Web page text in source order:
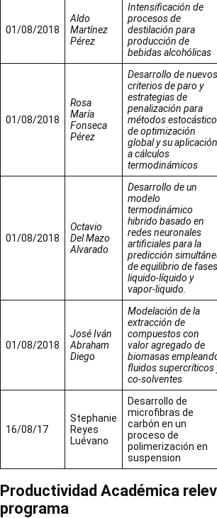
01/08/2018
Aldo
Martínez
Pérez
Intensificación de
procesos de
destilación para
producción de
bebidas alcohólicas
01/08/2018
Rosa
María
Fonseca
Pérez
Desarrollo de nuevos
criterios de paro y
estrategias de
penalización para
métodos
de optimización
global y su aplicación
a cálculos
termodinámicos
01/08/2018
Octavio
Del Mazo
Alvarado
Desarrollo de un
modelo
termodinámico
hibrido basado en
redes neuronales
artificiales para la
predicción
de equilibrio de fases
liquido-líquido y
vapor-liquido.
01/08/2018
José Iván
Abraham
Diego
Modelación de la
extracción de
compuestos con
valor agregado de
biomasas
fluidos supercríticos
co-solventes
16/08/17
Stephanie
Reyes
Luévano
Desarrollo de
microfibras de
carbón en un
proceso de
polimerización en
suspension
Productividad Académica
programa